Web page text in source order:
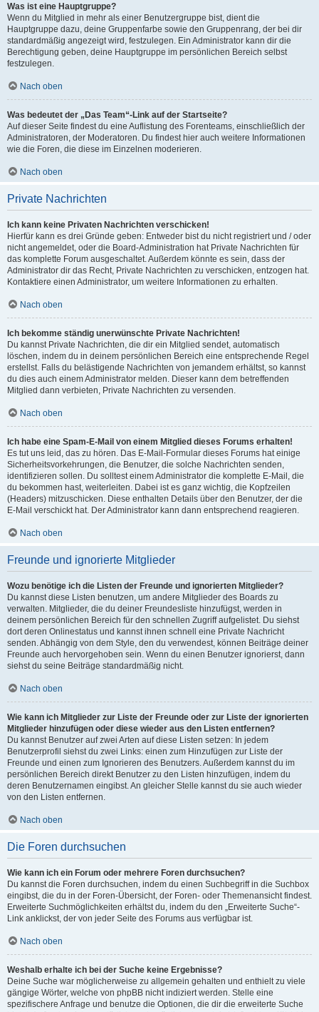
Was ist eine Hauptgruppe?
Wenn du Mitglied in mehr als einer Benutzergruppe bist, dient die
Hauptgruppe dazu, deine Gruppenfarbe sowie den Gruppenrang, der bei dir
standardmäßig angezeigt wird, festzulegen. Ein Administrator kann dir die
Berechtigung geben, deine Hauptgruppe im persönlichen Bereich selbst
festzulegen.
Nach oben
Was bedeutet der „Das Team“-Link auf der Startseite?
Auf dieser Seite findest du eine Auflistung des Forenteams, einschließlich der
Administratoren, der Moderatoren. Du findest hier auch weitere Informationen
wie die Foren, die diese im Einzelnen moderieren.
Nach oben
Private Nachrichten
Ich kann keine Privaten Nachrichten verschicken!
Hierfür kann es drei Gründe geben: Entweder bist du nicht registriert und / oder
nicht angemeldet, oder die Board-Administration hat Private Nachrichten für
das komplette Forum ausgeschaltet. Außerdem könnte es sein, dass der
Administrator dir das Recht, Private Nachrichten zu verschicken, entzogen hat.
Kontaktiere einen Administrator, um weitere Informationen zu erhalten.
Nach oben
Ich bekomme ständig unerwünschte Private Nachrichten!
Du kannst Private Nachrichten, die dir ein Mitglied sendet, automatisch
löschen, indem du in deinem persönlichen Bereich eine entsprechende Regel
erstellst. Falls du belästigende Nachrichten von jemandem erhältst, so kannst
du dies auch einem Administrator melden. Dieser kann dem betreffenden
Mitglied dann verbieten, Private Nachrichten zu versenden.
Nach oben
Ich habe eine Spam-E-Mail von einem Mitglied dieses Forums erhalten!
Es tut uns leid, das zu hören. Das E-Mail-Formular dieses Forums hat einige
Sicherheitsvorkehrungen, die Benutzer, die solche Nachrichten senden,
identifizieren sollen. Du solltest einem Administrator die komplette E-Mail, die
du bekommen hast, weiterleiten. Dabei ist es ganz wichtig, die Kopfzeilen
(Headers) mitzuschicken. Diese enthalten Details über den Benutzer, der die
E-Mail verschickt hat. Der Administrator kann dann entsprechend reagieren.
Nach oben
Freunde und ignorierte Mitglieder
Wozu benötige ich die Listen der Freunde und ignorierten Mitglieder?
Du kannst diese Listen benutzen, um andere Mitglieder des Boards zu
verwalten. Mitglieder, die du deiner Freundesliste hinzufügst, werden in
deinem persönlichen Bereich für den schnellen Zugriff aufgelistet. Du siehst
dort deren Onlinestatus und kannst ihnen schnell eine Private Nachricht
senden. Abhängig von dem Style, den du verwendest, können Beiträge deiner
Freunde auch hervorgehoben sein. Wenn du einen Benutzer ignorierst, dann
siehst du seine Beiträge standardmäßig nicht.
Nach oben
Wie kann ich Mitglieder zur Liste der Freunde oder zur Liste der ignorierten
Mitglieder hinzufügen oder diese wieder aus den Listen entfernen?
Du kannst Benutzer auf zwei Arten auf diese Listen setzen: In jedem
Benutzerprofil siehst du zwei Links: einen zum Hinzufügen zur Liste der
Freunde und einen zum Ignorieren des Benutzers. Außerdem kannst du im
persönlichen Bereich direkt Benutzer zu den Listen hinzufügen, indem du
deren Benutzernamen eingibst. An gleicher Stelle kannst du sie auch wieder
von den Listen entfernen.
Nach oben
Die Foren durchsuchen
Wie kann ich ein Forum oder mehrere Foren durchsuchen?
Du kannst die Foren durchsuchen, indem du einen Suchbegriff in die Suchbox
eingibst, die du in der Foren-Übersicht, der Foren- oder Themenansicht findest.
Erweiterte Suchmöglichkeiten erhältst du, indem du den „Erweiterte Suche“-
Link anklickst, der von jeder Seite des Forums aus verfügbar ist.
Nach oben
Weshalb erhalte ich bei der Suche keine Ergebnisse?
Deine Suche war möglicherweise zu allgemein gehalten und enthielt zu viele
gängige Wörter, welche von phpBB nicht indiziert werden. Stelle eine
spezifischere Anfrage und benutze die Optionen, die dir die erweiterte Suche